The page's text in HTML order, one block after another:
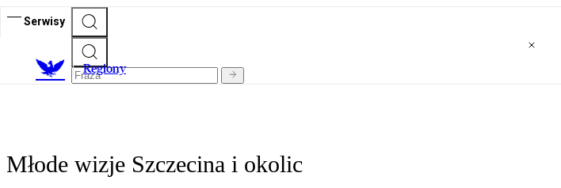
Serwisy
Regiony
Młode wizje Szczecina i okolic